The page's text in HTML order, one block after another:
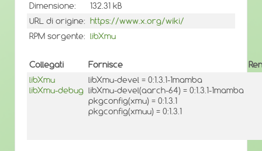
Dimensione:
132.31 kB
URL di origine: https://www.x.org/wiki/
RPM sorgente: libXmu
Collegati Fornisce
libXmu
libXmu-debug
libXmu-devel = 0:1.3.1-1mamba
libXmu-devel(aarch-64) = 0:1.3.1-1mamba
pkgconfig(xmu) = 0:1.3.1
pkgconfig(xmuu) = 0:1.3.1